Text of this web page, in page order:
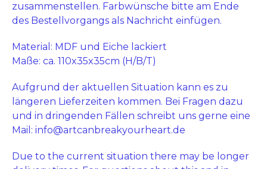
zusammenstellen. Farbwünsche bitte am Ende
des Bestellvorgangs als Nachricht einfügen.
Material: MDF und Eiche lackiert
Maße: ca. 110x35x35cm (H/B/T)
Aufgrund der aktuellen Situation kann es zu
längeren Lieferzeiten kommen. Bei Fragen dazu
und in dringenden Fällen schreibt uns gerne eine
Mail: info@artcanbreakyourheart.de
Due to the current situation there may be longer